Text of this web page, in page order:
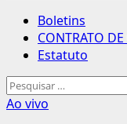
Menu
principal
Boletins
CONTRATO
Estatuto
Pesquisar
por:
Ao vivo